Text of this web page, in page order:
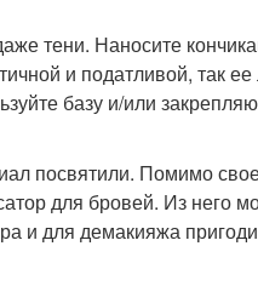
тени. Наносите
и податливой, так
базу и/или
посвятили. Помимо
для бровей. Из него
и для демакияжа